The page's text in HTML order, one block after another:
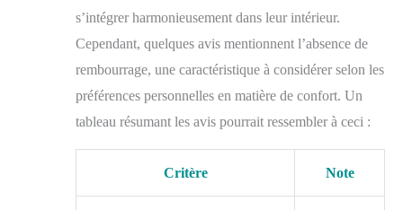
s’intégrer harmonieusement dans leur intérieur.
Cependant, quelques avis mentionnent l’absence de
rembourrage, une caractéristique à considérer selon les
préférences personnelles en matière de confort. Un
tableau résumant les avis pourrait ressembler à ceci :
Critère Note